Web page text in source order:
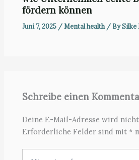
fördern können
Juni 7, 2025 / Mental health / BySilke
Schreibe einen
Deine E-Mail-Adresse wird
Erforderliche Felder sind mit*